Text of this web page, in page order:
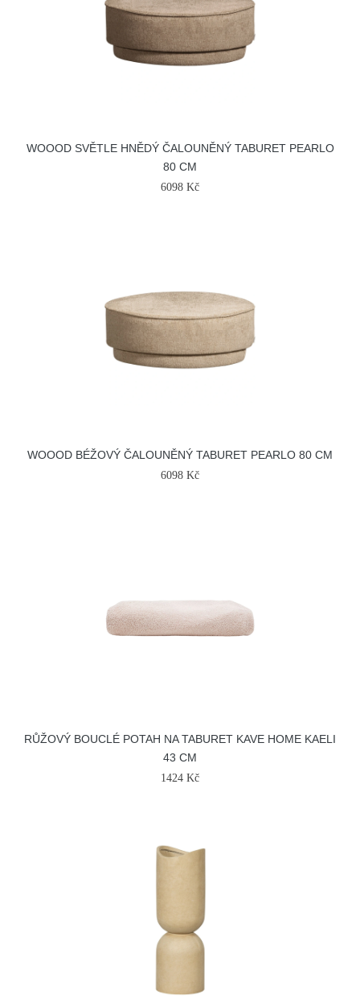
WOOOD SVĚTLE HNĚDÝ ČALOUNĚNÝ TABURET PEARLO
80 CM
6098 Kč
WOOOD BÉŽOVÝ ČALOUNĚNÝ TABURET PEARLO 80 CM
6098 Kč
RŮŽOVÝ BOUCLÉ POTAH NA TABURET KAVE HOME KAELI
43 CM
1424 Kč